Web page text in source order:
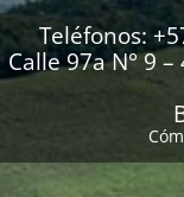
Teléfonos:
Calle 97a N° 9